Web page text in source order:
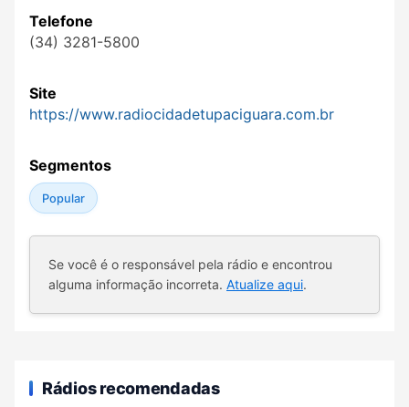
Telefone
(34) 3281-5800
Site
https://www.radiocidadetupaciguara.com.br
Segmentos
Popular
Se você é o responsável pela rádio e encontrou
alguma informação incorreta. Atualize aqui.
Rádios recomendadas